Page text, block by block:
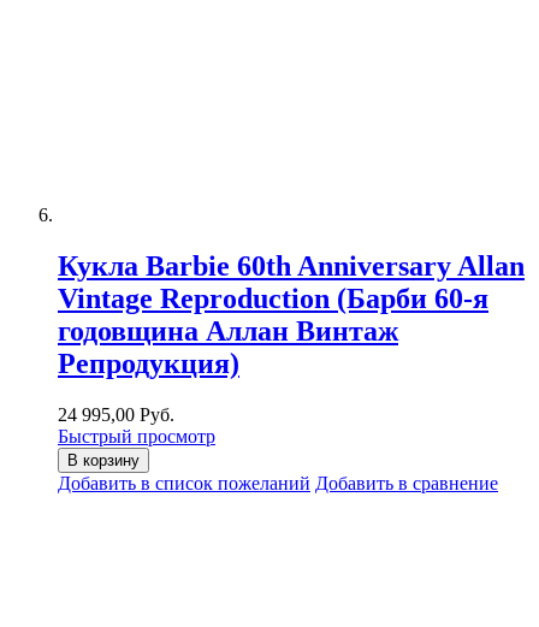
Кукла Barbie 60th Anniversary Allan
Vintage Reproduction (Барби 60-я
годовщина Аллан Винтаж
Репродукция)
24 995,00 Руб.
Быстрый просмотр
В корзину
Добавить в список пожеланий Добавить в сравнение